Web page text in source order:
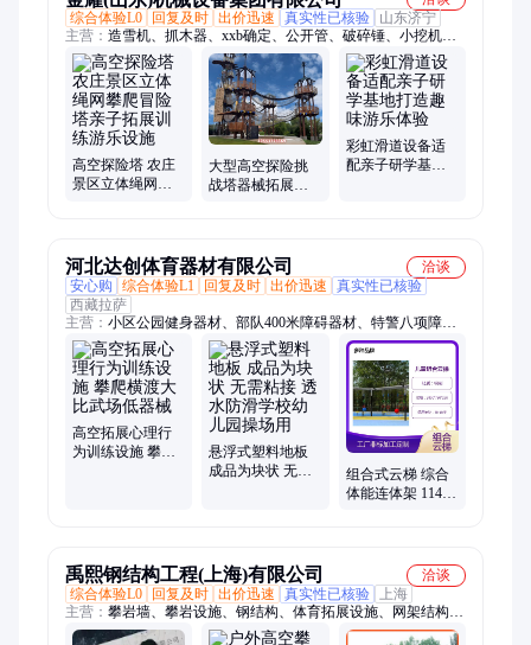
综合体验L0
回复及时 出价迅速 真实性已核验
山东济宁
主营： 造雪机、抓木器、xxb确定、公开管、破碎锤、小挖机、
造雪量、分析xxb、粉碎机、振动夯、筛分斗、微挖机、组装
xxb、标准砖、小钩机、机器人、抓石器、抓摇摆、震动夯、加
油门、沙滩车、滑草车、粉碎斗、大滑梯、筛沙斗
高空探险塔 农庄
景区立体绳网攀
大型高空探险挑
战塔器械拓展闯
彩虹滑道设备适
配亲子研学基地
河北达创体育器材有限公司
洽谈
安心购
综合体验L1 回复及时 出价迅速
真实性已核验
西藏拉萨
主营： 小区公园健身器材、部队400米障碍器材、特警八项障
碍、心理行为训练设施、300米障碍器材、军用单双杠、移动箱
式地埋篮球架、足球门、固定移动看台座椅、悬浮拼装运动地
板、硅PU球场、塑胶跑道、epdm地面、球场假草坪、儿童体适
能器材、舞蹈室幼儿园篮球场地PVC运动地胶、400米渡海登
岛、塑胶地面跑道、室外学校橡胶地垫、抗眩晕滚轮旋梯浪木器
材
高空拓展心理行
为训练设施 攀爬
悬浮式塑料地板
成品为块状 无需
组合式云梯 综合
体能连体架 114主
禹熙钢结构工程(上海)有限公司
洽谈
综合体验L0
回复及时 出价迅速 真实性已核验
上海
主营： 攀岩墙、攀岩设施、钢结构、体育拓展设施、网架结构、
玻璃屋面、室内外攀岩墙、异形钢结构、攀岩装备、家庭商场学